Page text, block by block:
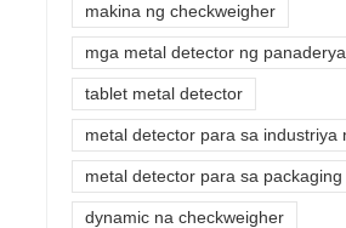
makina ng checkweigher
mga metal detector ng panaderya
tablet metal detector
dynamic na checkweigher